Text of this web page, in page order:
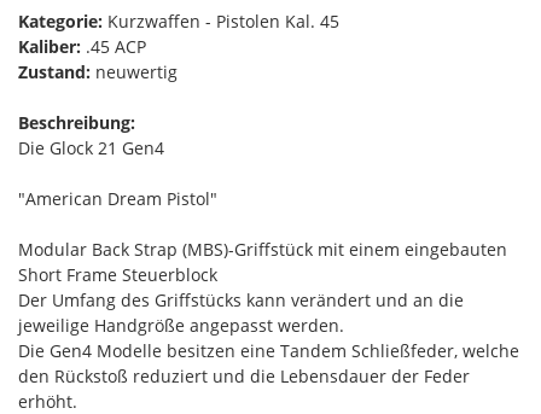
Kategorie: Kurzwaffen - Pistolen Kal. 45
Kaliber: .45 ACP
Zustand: neuwertig
Beschreibung:
Die Glock 21 Gen4
"American Dream Pistol"
Modular Back Strap (MBS)-Griffstück mit einem eingebauten
Short Frame Steuerblock
Der Umfang des Griffstücks kann verändert und an die
jeweilige Handgröße angepasst werden.
Die Gen4 Modelle besitzen eine Tandem Schließfeder, welche
den Rückstoß reduziert und die Lebensdauer der Feder
erhöht.